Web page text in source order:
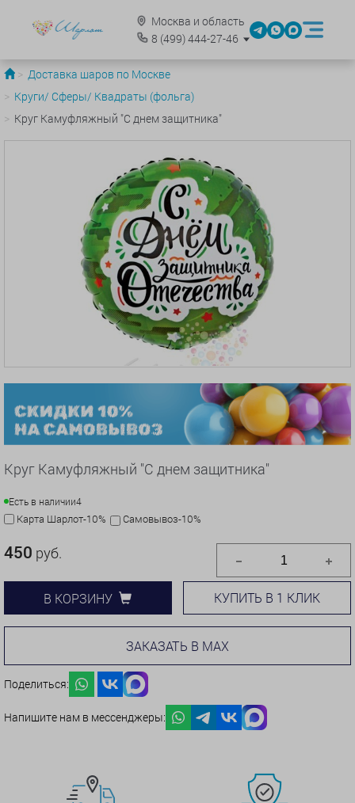
Москва и область
8 (499)444-27-46
Доставка шаров по Москве
Круги/ Сферы/ Квадраты (фольга)
Круг Камуфляжный "С днем защитника"
Круг Камуфляжный "С днем защитника"
Есть в наличии4
Карта Шарлот-10% Самовывоз-10%
450 руб.
В КОРЗИНУ КУПИТЬ В 1 КЛИК
ЗАКАЗАТЬ В MAX
Поделиться:
Напишите нам в мессенджеры: